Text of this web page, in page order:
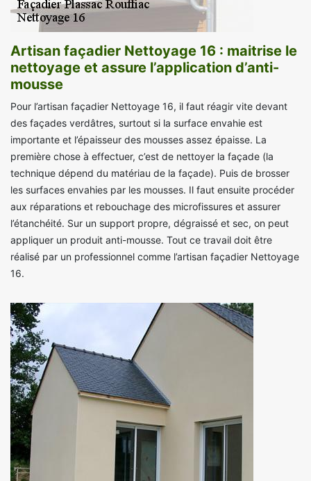
Artisan façadier Nettoyage 16 : maitrise le
nettoyage et assure l’application d’anti-
mousse
Pour l’artisan façadier Nettoyage 16, il faut réagir vite devant
des façades verdâtres, surtout si la surface envahie est
importante et l’épaisseur des mousses assez épaisse. La
première chose à effectuer, c’est de nettoyer la façade (la
technique dépend du matériau de la façade). Puis de brosser
les surfaces envahies par les mousses. Il faut ensuite procéder
aux réparations et rebouchage des microfissures et assurer
l’étanchéité. Sur un support propre, dégraissé et sec, on peut
appliquer un produit anti-mousse. Tout ce travail doit être
réalisé par un professionnel comme l’artisan façadier Nettoyage
16.